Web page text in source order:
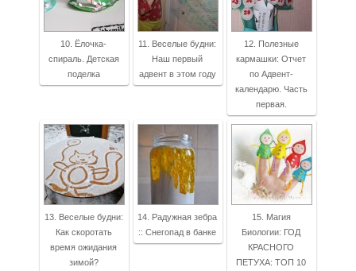
10. Ёлочка-
спираль. Детская
поделка
11. Веселые будни:
Наш первый
адвент в этом году
12. Полезные
кармашки: Отчет
по Адвент-
календарю. Часть
первая.
13. Веселые будни:
Как скоротать
время ожидания
зимой?
14. Радужная зебра
:: Снегопад в банке
15. Магия
Биологии: ГОД
КРАСНОГО
ПЕТУХА: ТОП 10